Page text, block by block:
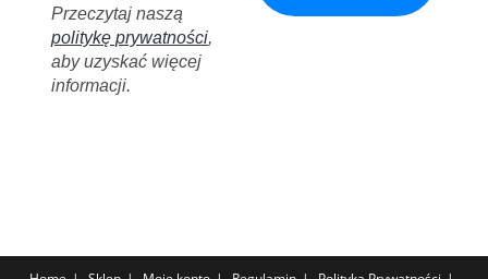
Przeczytaj naszą
politykę prywatności,
aby uzyskać więcej
informacji.